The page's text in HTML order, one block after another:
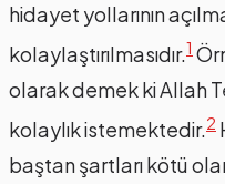
hidayet yollarının
kolaylaştırılmasıdır.1
olarak demek ki Allah
kolaylık istemektedir.2
baştan şartları kötü